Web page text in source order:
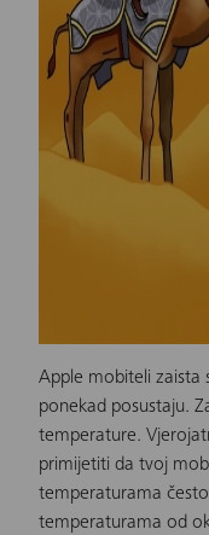
Apple mobiteli zaista
ponekad posustaju.
temperature.
primijetiti da tvoj
temperaturama
temperaturama od